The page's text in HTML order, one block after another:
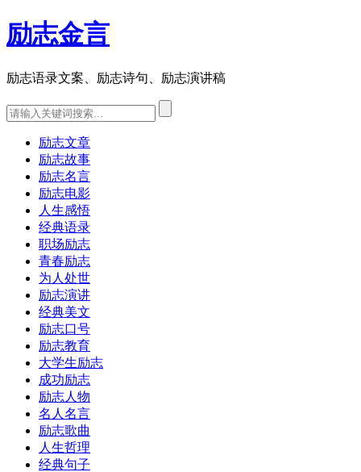
励志金言
励志语录文案、励志诗句、励志演讲稿
励志文章
励志故事
励志名言
励志电影
人生感悟
经典语录
职场励志
青春励志
为人处世
励志演讲
经典美文
励志口号
励志教育
大学生励志
成功励志
励志人物
名人名言
励志歌曲
人生哲理
经典句子